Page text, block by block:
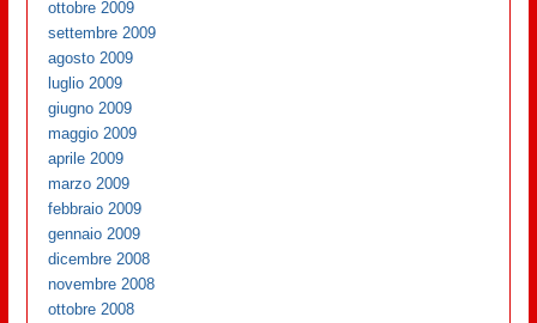
ottobre 2009
settembre 2009
agosto 2009
luglio 2009
giugno 2009
maggio 2009
aprile 2009
marzo 2009
febbraio 2009
gennaio 2009
dicembre 2008
novembre 2008
ottobre 2008